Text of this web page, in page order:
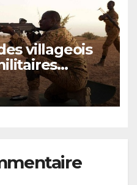
villageois
48 civils
terroriste